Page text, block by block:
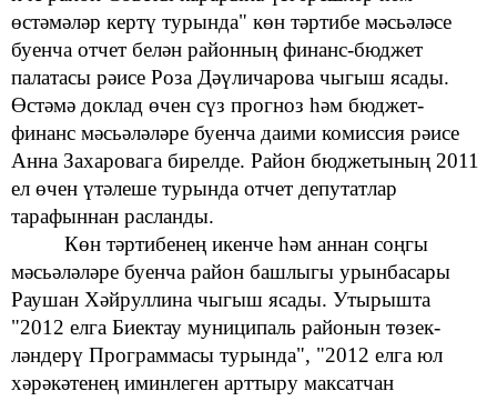
өстәмәләр кертү турында" көн тәртибе мәсьәләсе
буенча отчет белән районның финанс-бюджет
палатасы рәисе Роза Дәүличарова чыгыш ясады.
Өстәмә доклад өчен сүз прогноз һәм бюджет-
финанс мәсьәләләре буенча даими комиссия рәисе
Анна Захаровага бирелде. Район бюджетының 2011
ел өчен үтәлеше турында отчет депутатлар
тарафыннан расланды.
Көн тәртибенең икенче һәм аннан соңгы
мәсьәләләре буенча район башлыгы урынбасары
Раушан Хәйруллина чыгыш ясады. Утырышта
"2012 елга Биектау муниципаль районын төзек-
ләндерү Программасы турында", "2012 елга юл
хәрәкәтенең иминлеген арттыру максатчан